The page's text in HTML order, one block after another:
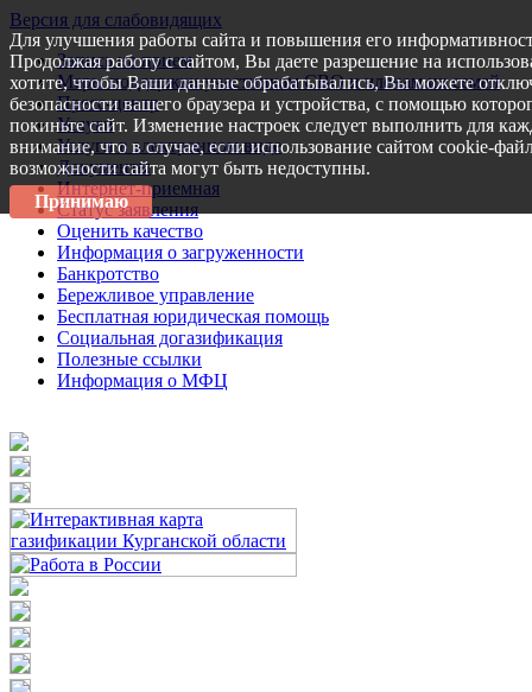
Версия для слабовидящих
Запись на прием
Меры поддержки участникам СВО и членам их семей
Пресс-центр
Услуги
Услуги в электронном виде
Документы
Интернет-приемная
Статус заявления
Оценить качество
Информация о загруженности
Банкротство
Бережливое управление
Бесплатная юридическая помощь
Социальная догазификация
Полезные ссылки
Информация о МФЦ
Для улучшения работы сайта и повышения его
Продолжая работу с сайтом, Вы даете разрешение на
хотите, чтобы Ваши данные обрабатывались, Вы можете
безопасности вашего браузера и устройства, с помощью
покиньте сайт. Изменение настроек следует выполнить для
внимание, что в случае, если использование сайтом cookie-
возможности сайта могут быть недоступны.
Принимаю